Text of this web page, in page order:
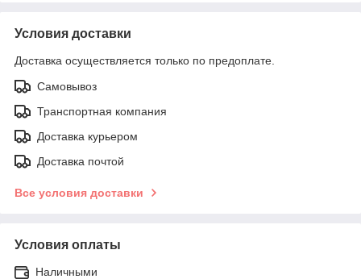
Условия доставки
Доставка осуществляется только по предоплате.
Самовывоз
Транспортная компания
Доставка курьером
Доставка почтой
Все условия доставки
Условия оплаты
Наличными